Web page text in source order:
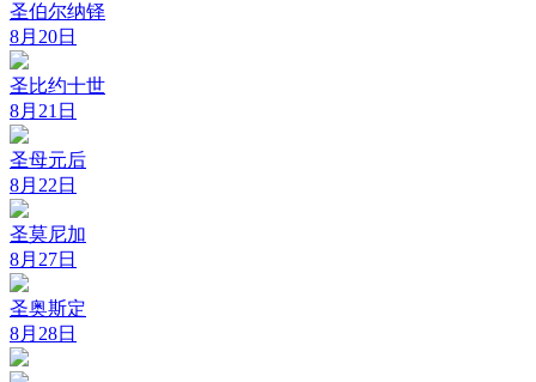
圣伯尔纳铎
8月20日
圣比约十世
8月21日
圣母元后
8月22日
圣莫尼加
8月27日
圣奥斯定
8月28日